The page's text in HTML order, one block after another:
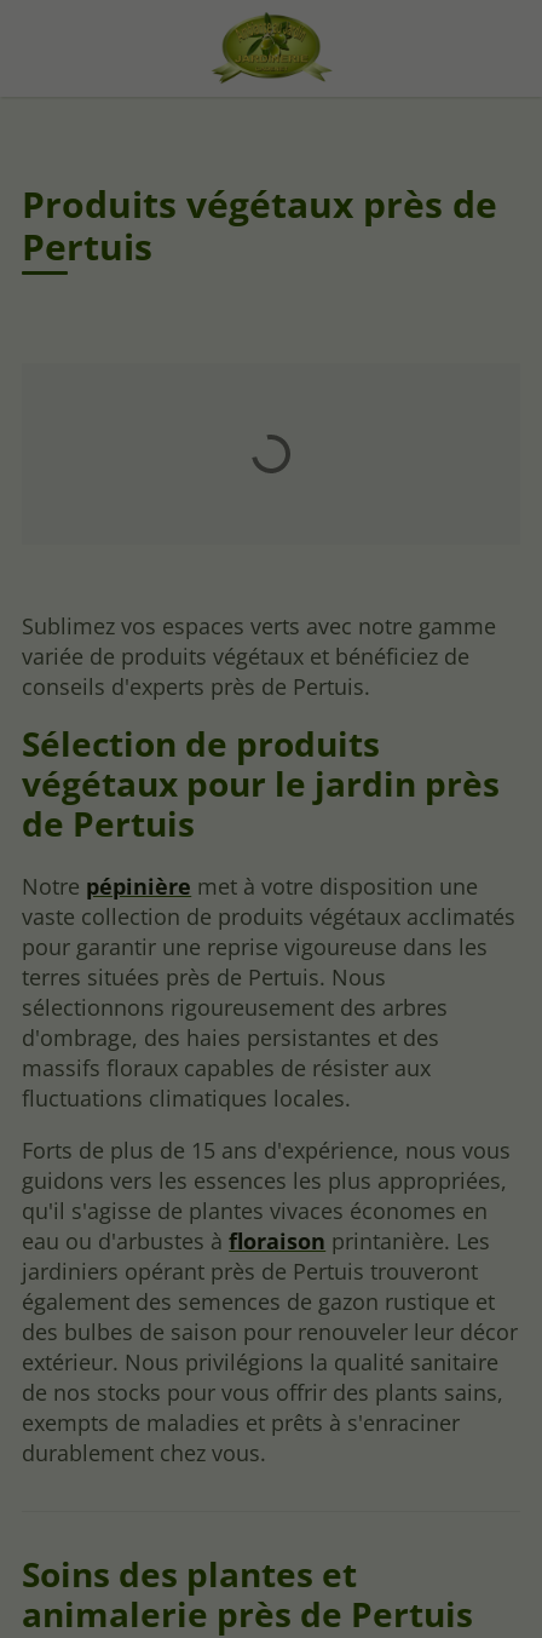
Produits végétaux près de
Pertuis
Sublimez vos espaces verts avec notre gamme
variée de produits végétaux et bénéficiez de
conseils d'experts près de Pertuis.
Sélection de produits
végétaux pour le jardin près
de Pertuis
Notre pépinière met à votre disposition une
vaste collection de produits végétaux acclimatés
pour garantir une reprise vigoureuse dans les
terres situées près de Pertuis. Nous
sélectionnons rigoureusement des arbres
d'ombrage, des haies persistantes et des
massifs floraux capables de résister aux
fluctuations climatiques locales.
Forts de plus de 15 ans d'expérience, nous vous
guidons vers les essences les plus appropriées,
qu'il s'agisse de plantes vivaces économes en
eau ou d'arbustes àfloraison printanière. Les
jardiniers opérant près de Pertuis trouveront
également des semences de gazon rustique et
des bulbes de saison pour renouveler leur décor
extérieur. Nous privilégions la qualité sanitaire
de nos stocks pour vous offrir des plants sains,
exempts de maladies et prêts à s'enraciner
durablement chez vous.
Soins des plantes et
animalerie près de Pertuis